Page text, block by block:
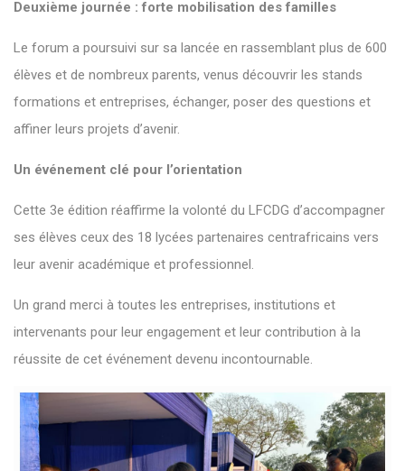
Deuxième journée : forte mobilisation des familles
Le forum a poursuivi sur sa lancée en rassemblant plus de 600
élèves et de nombreux parents, venus découvrir les stands
formations et entreprises, échanger, poser des questions et
affiner leurs projets d’avenir.
Un événement clé pour l’orientation
Cette 3e édition réaffirme la volonté du LFCDG d’accompagner
ses élèves ceux des 18 lycées partenaires centrafricains vers
leur avenir académique et professionnel.
Un grand merci à toutes les entreprises, institutions et
intervenants pour leur engagement et leur contribution à la
réussite de cet événement devenu incontournable.